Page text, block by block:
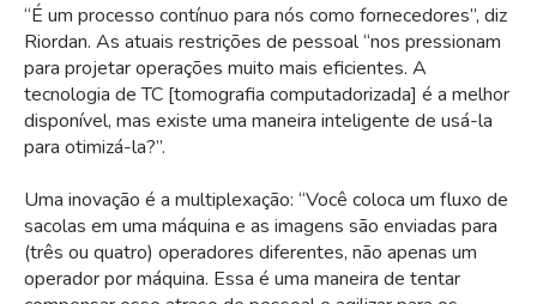
“É um processo contínuo para nós como fornecedores”, diz
Riordan. As atuais restrições de pessoal “nos pressionam
para projetar operações muito mais eficientes. A
tecnologia de TC [tomografia computadorizada] é a melhor
disponível, mas existe uma maneira inteligente de usá-la
para otimizá-la?”.
Uma inovação é a multiplexação: “Você coloca um fluxo de
sacolas em uma máquina e as imagens são enviadas para
(três ou quatro) operadores diferentes, não apenas um
operador por máquina. Essa é uma maneira de tentar